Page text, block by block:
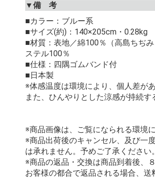
▼備 考
■カラー：ブルー系
■サイズ(約)：140×205cm・0.28kg
■材質：表地／綿100％（高島ちぢ
ステル100％
■仕様：四隅ゴムバンド付
■日本製
※体感温度は環境により、個人差があ
また、ひんやりとした涼感が持続す
※商品画像は、ご覧になられる環境
※商品出荷後のキャンセル、及び一
は承れません。予めご了承ください。
※商品の返品・交換は商品到着後、
お客様の都合で返品される場合、送